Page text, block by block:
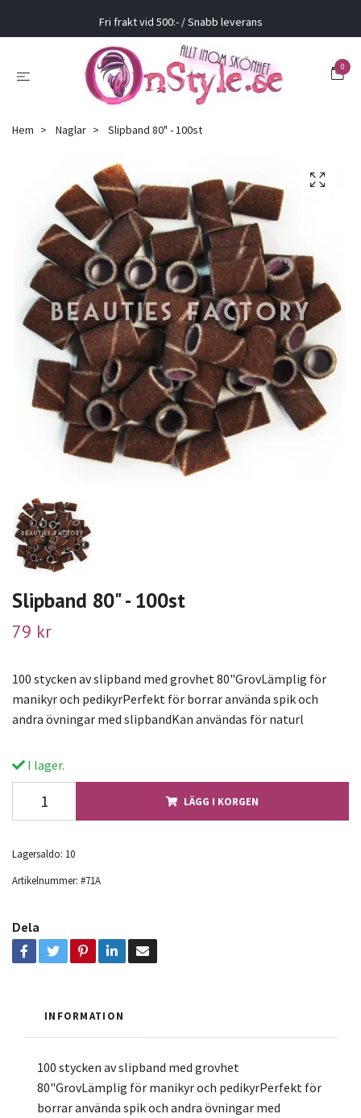
Fri frakt vid 500:- / Snabb leverans
0
Hem Naglar Slipband 80" - 100st
Slipband 80" - 100st
79 kr
100 stycken av slipband med grovhet 80"GrovLämplig för
manikyr och pedikyrPerfekt för borrar använda spik och
andra övningar med slipbandKan användas för naturl
I lager.
LÄGG I KORGEN
Lagersaldo: 10
Artikelnummer: #71A
Dela
INFORMATION
100 stycken av slipband med grovhet
80"GrovLämplig för manikyr och pedikyrPerfekt för
borrar använda spik och andra övningar med